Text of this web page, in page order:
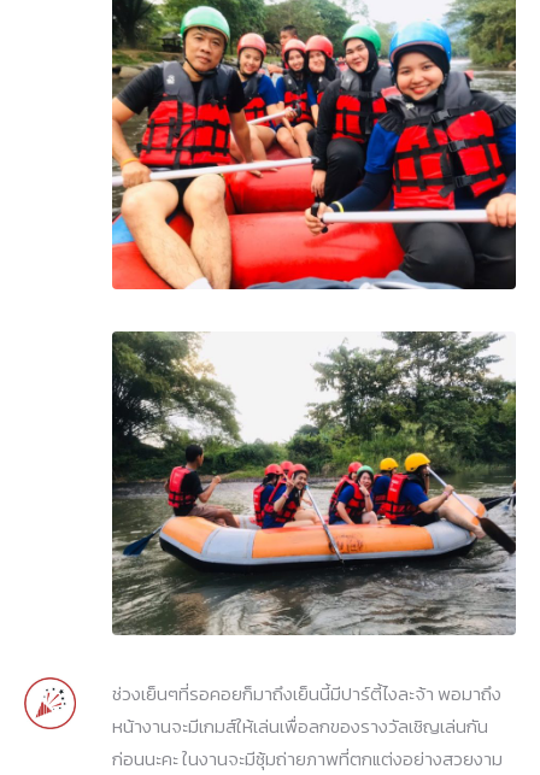
ช่วงเย็นๆที่รอคอยก็มาถึงเย็นนี้มีปาร์ตี้ไงละจ้า พอมาถึง
หน้างานจะมีเกมส์ให้เล่นเพื่อลกของรางวัลเชิญเล่นกัน
ก่อนนะคะ ในงานจะมีซุ้มถ่ายภาพที่ตกแต่งอย่างสวยงาม